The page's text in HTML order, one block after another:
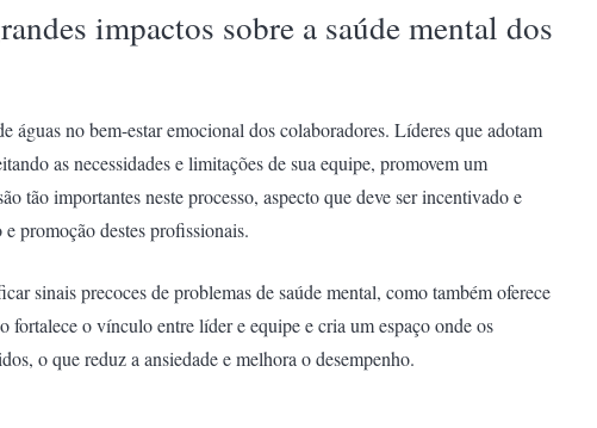
impactos sobre a saúde mental dos
águas no bem-estar emocional dos colaboradores. Líderes que adotam
as necessidades e limitações de sua equipe, promovem um
tão importantes neste processo, aspecto que deve ser incentivado e
promoção destes profissionais.
sinais precoces de problemas de saúde mental, como também oferece
fortalece o vínculo entre líder e equipe e cria um espaço onde os
o que reduz a ansiedade e melhora o desempenho.